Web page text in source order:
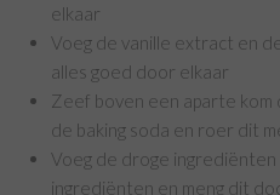
elkaar
Voeg de vanille extract en
alles goed door elkaar
Zeef boven een aparte kom
de baking soda en roer dit
Voeg de droge
ingrediënten en meng dit